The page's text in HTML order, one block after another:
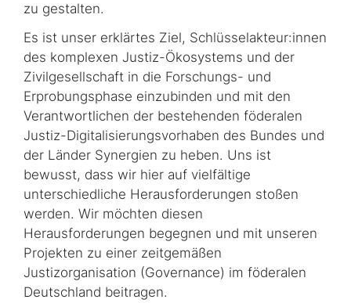
zu gestalten.
Es ist unser erklärtes Ziel, Schlüsselakteur:innen
des komplexen Justiz-Ökosystems und der
Zivilgesellschaft in die Forschungs- und
Erprobungsphase einzubinden und mit den
Verantwortlichen der bestehenden föderalen
Justiz-Digitalisierungsvorhaben des Bundes und
der Länder Synergien zu heben. Uns ist
bewusst, dass wir hier auf vielfältige
unterschiedliche Herausforderungen stoßen
werden. Wir möchten diesen
Herausforderungen begegnen und mit unseren
Projekten zu einer zeitgemäßen
Justizorganisation (Governance) im föderalen
Deutschland beitragen.